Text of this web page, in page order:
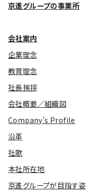
京進グループの事業所
会社案内
企業理念
教育理念
社長挨拶
会社概要／組織図
Company’s Profile
沿革
社歌
本社所在地
京進グループが目指す姿